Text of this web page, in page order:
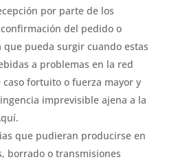
por parte de los
del pedido o
pueda surgir cuando estas
a problemas en la red
fortuito o fuerza mayor y
imprevisible ajena a la
que pudieran producirse en
borrado o transmisiones